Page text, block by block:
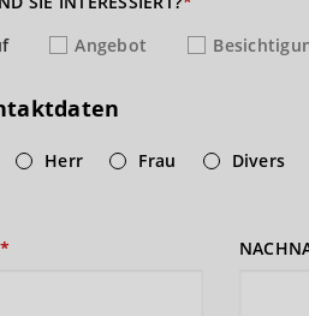
Angebot
Herr Frau Divers